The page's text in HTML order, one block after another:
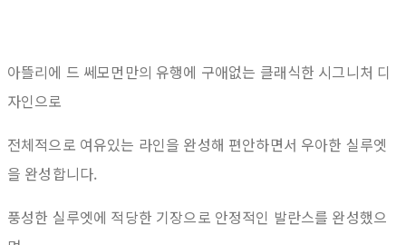
아뜰리에 드 쎄모먼만의 유행에 구애없는 클래식한 시그니처 디
자인으로
전체적으로 여유있는 라인을 완성해 편안하면서 우아한 실루엣
을 완성합니다.
풍성한 실루엣에 적당한 기장으로 안정적인 발란스를 완성했으